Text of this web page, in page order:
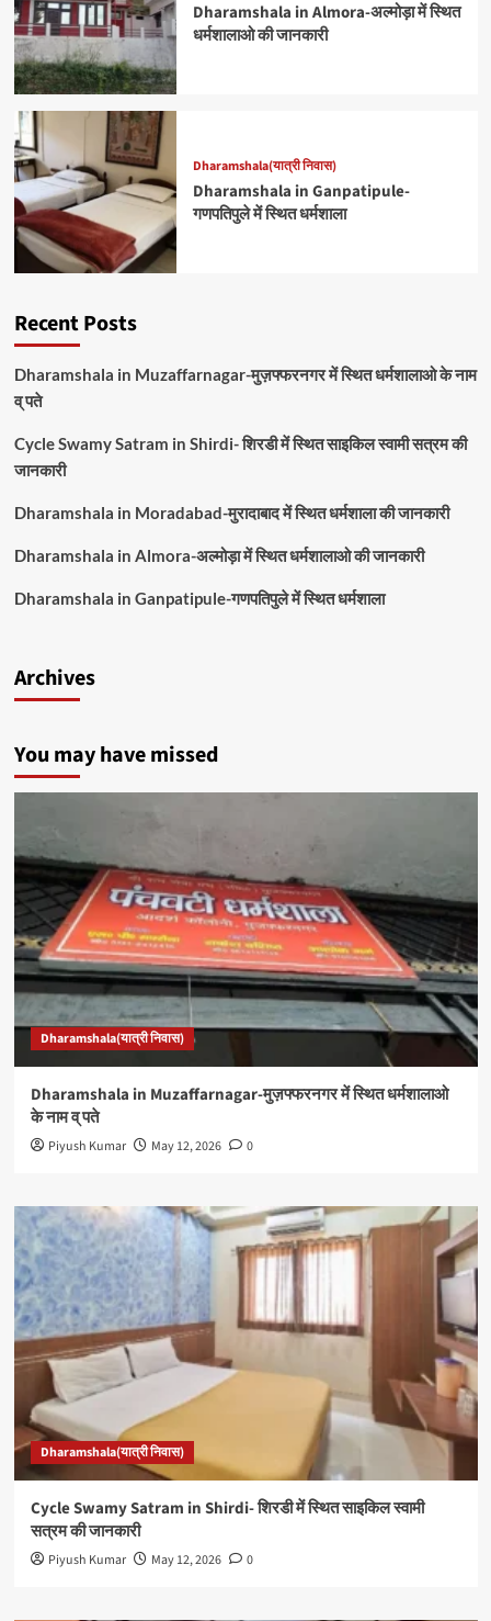
Dharamshala in Almora-अल्मोड़ा में स्थित
धर्मशालाओ की जानकारी
Dharamshala(यात्री निवास)
Dharamshala in Ganpatipule-
गणपतिपुले में स्थित धर्मशाला
Recent Posts
Dharamshala in Muzaffarnagar-मुज़फ्फरनगर में स्थित धर्मशालाओ के नाम
व् पते
Cycle Swamy Satram in Shirdi- शिरडी में स्थित साइकिल स्वामी सत्रम की
जानकारी
Dharamshala in Moradabad-मुरादाबाद में स्थित धर्मशाला की जानकारी
Dharamshala in Almora-अल्मोड़ा में स्थित धर्मशालाओ की जानकारी
Dharamshala in Ganpatipule-गणपतिपुले में स्थित धर्मशाला
Archives
You may have missed
Dharamshala(यात्री निवास)
Dharamshala in Muzaffarnagar-मुज़फ्फरनगर में स्थित धर्मशालाओ
के नाम व् पते
Piyush Kumar May 12, 2026 0
Dharamshala(यात्री निवास)
Cycle Swamy Satram in Shirdi- शिरडी में स्थित साइकिल स्वामी
सत्रम की जानकारी
Piyush Kumar May 12, 2026 0